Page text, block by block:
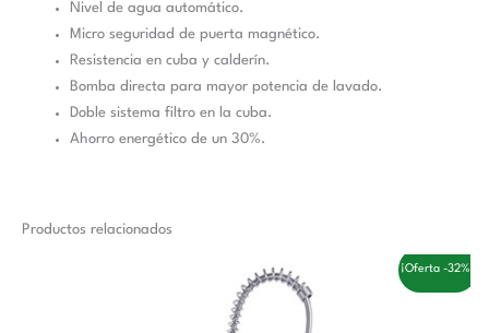
Nivel de agua automático.
Micro seguridad de puerta magnético.
Resistencia en cuba y calderín.
Bomba directa para mayor potencia de lavado.
Doble sistema filtro en la cuba.
Ahorro energético de un 30%.
Productos relacionados
¡Oferta -32%!